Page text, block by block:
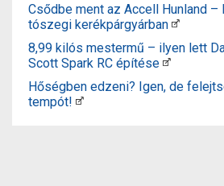
Csődbe ment az Accell Hunland –
tószegi kerékpárgyárban
8,99 kilós mestermű – ilyen lett
Scott Spark RC építése
Hőségben edzeni? Igen, de
tempót!